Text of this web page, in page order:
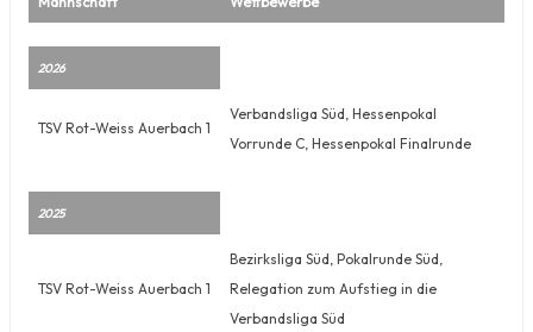
2026
TSV Rot-Weiss Auerbach 1
Verbandsliga Süd, Hessenpokal
Vorrunde C, Hessenpokal Finalrunde
2025
TSV Rot-Weiss Auerbach 1
Bezirksliga Süd, Pokalrunde Süd,
Relegation zum Aufstieg in die
Verbandsliga Süd